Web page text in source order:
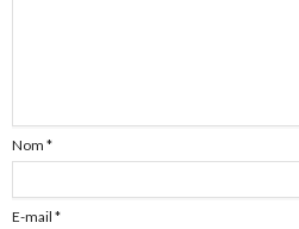
Nom *
E-mail *